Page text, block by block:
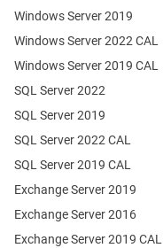
Windows Server 2019
Exchange Server 2019
Exchange Server 2016
SQL Server 2022
SQL Server 2019
Windows Server 2022 CAL
Windows Server 2019 CAL
SQL Server 2022 CAL
SQL Server 2019 CAL
Exchange Server 2019 CAL